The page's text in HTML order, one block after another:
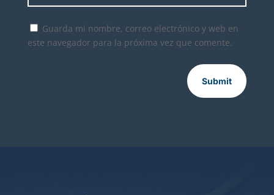
Guarda mi nombre, correo electrónico y web en
este navegador para la próxima vez que comente.
Submit